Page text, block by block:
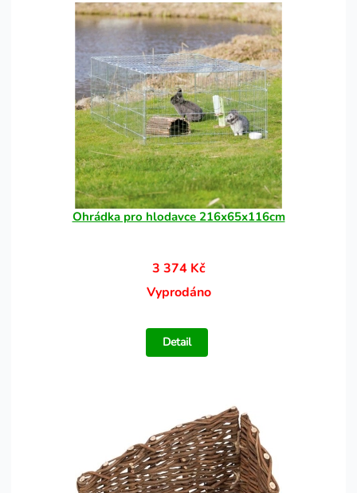
Ohrádka pro hlodavce 216x65x116cm
3 374 Kč
Vyprodáno
Detail